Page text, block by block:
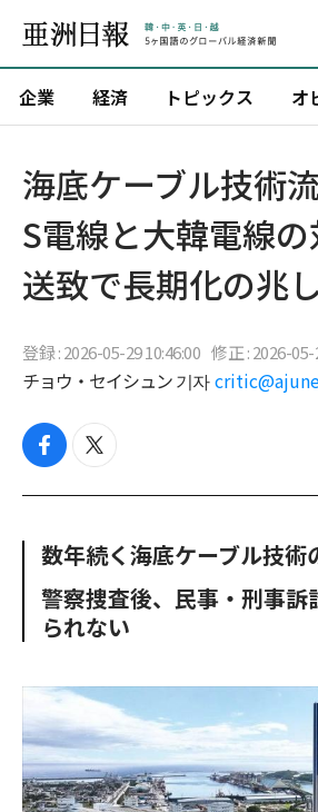
企業 経済 トピックス オ
海底ケーブル技術
S電線と大韓電線
送致で長期化の兆し
登録 : 2026-05-29 10:46:00 修正 : 2026-05-
チョウ・セイシュン 기자
f
c
o
k
t
i
e
数年続く海底ケーブル技術
警察捜査後、民事・刑事訴
られない